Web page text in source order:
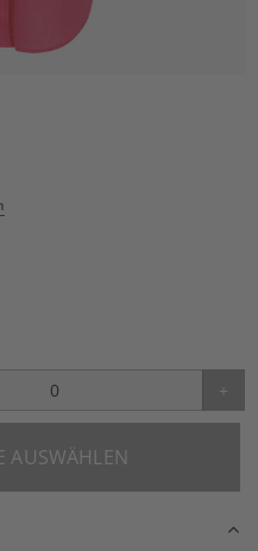
+
AUSWÄHLEN